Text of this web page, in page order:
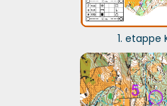
1. etappe